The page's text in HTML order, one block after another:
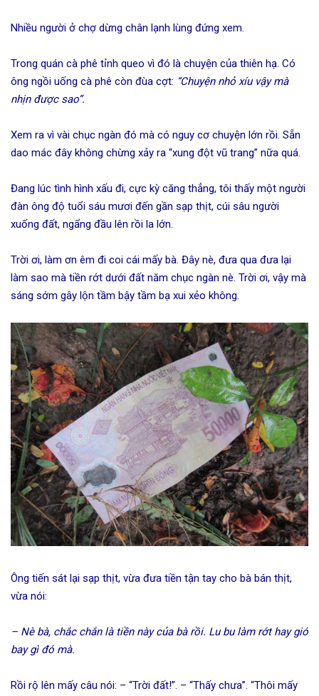
Nhiều người ở chợ dừng chân lạnh lùng đứng xem.
Trong quán cà phê tỉnh queo vì đó là chuyện của thiên hạ. Có
ông ngồi uống cà phê còn đùa cợt: “Chuyện nhỏ xíu vậy mà
nhịn được sao”.
Xem ra vì vài chục ngàn đó mà có nguy cơ chuyện lớn rồi. Sẵn
dao mác đây không chừng xảy ra “xung đột vũ trang” nữa quá.
Đang lúc tình hình xấu đi, cực kỳ căng thẳng, tôi thấy một người
đàn ông độ tuổi sáu mươi đến gần sạp thịt, cúi sâu người
xuống đất, ngẩng đầu lên rồi la lớn.
Trời ơi, làm ơn êm đi coi cái mấy bà. Đây nè, đưa qua đưa lại
làm sao mà tiền rớt dưới đất năm chục ngàn nè. Trời ơi, vậy mà
sáng sớm gây lộn tầm bậy tầm bạ xui xẻo không.
Ông tiến sát lại sạp thịt, vừa đưa tiền tận tay cho bà bán thịt,
vừa nói:
– Nè bà, chắc chắn là tiền này của bà rồi. Lu bu làm rớt hay gió
bay gì đó mà.
Rồi rộ lên mấy câu nói: – “Trời đất!”. – “Thấy chưa”. “Thôi mấy